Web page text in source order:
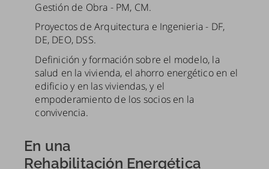
Gestión de Obra - PM, CM.
Proyectos de Arquitectura e Ingenieria - DF,
DE, DEO, DSS.
Definición y formación sobre el modelo, la
salud en la vivienda, el ahorro energético en el
edificio y en las viviendas, y el
empoderamiento de los socios en la
convivencia.
En una
Rehabilitación Energética